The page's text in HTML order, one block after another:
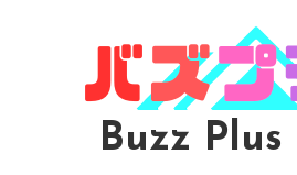
Buzz Plus